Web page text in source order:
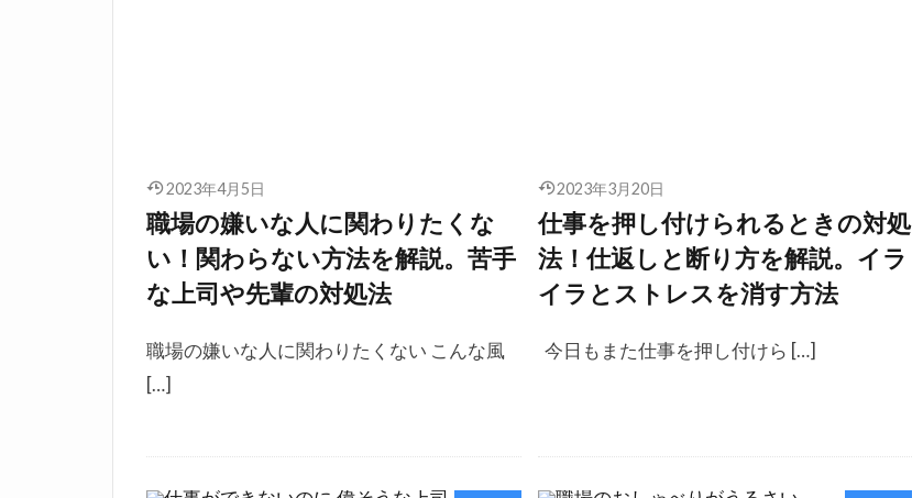
2023年4月5日
職場の嫌いな人に関わりたくな
い！関わらない方法を解説。苦手
な上司や先輩の対処法
職場の嫌いな人に関わりたくない こんな風
[…]
2023年3月20日
仕事を押し付けられるときの対処
法！仕返しと断り方を解説。イラ
イラとストレスを消す方法
今日もまた仕事を押し付けら […]